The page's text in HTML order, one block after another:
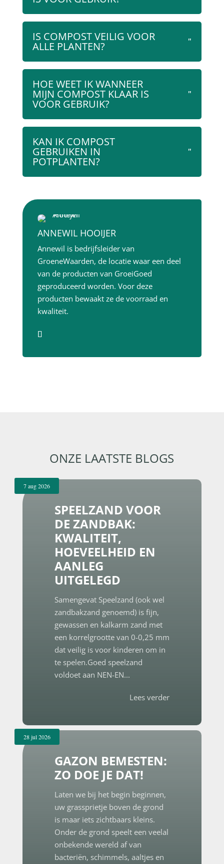
IS COMPOST VEILIG VOOR
ALLE PLANTEN?
HOE WEET IK WANNEER
MIJN COMPOST KLAAR IS
VOOR GEBRUIK?
KAN IK COMPOST
GEBRUIKEN IN
POTPLANTEN?
ANNEWIL HOOIJER
Annewil is bedrijfsleider van
GroeneWaarden, de locatie waar een deel
van de producten van GroeiGoed
geproduceerd worden. Voor deze
producten bewaakt ze de voorraad en
kwaliteit.
ONZE LAATSTE BLOGS
7 aug 2026
SPEELZAND VOOR
DE ZANDBAK:
KWALITEIT,
HOEVEELHEID EN
AANLEG
UITGELEGD
Samengevat Speelzand (ook wel
zandbakzand genoemd) is fijn,
gewassen en kalkarm zand met
een korrelgrootte van 0-0,25 mm
dat veilig is voor kinderen om in
te spelen.Goed speelzand
voldoet aan NEN-EN...
Lees verder
28 jul 2026
GAZON BEMESTEN:
ZO DOE JE DAT!
Laten we bij het begin beginnen,
uw grassprietje boven de grond
is maar iets zichtbaars kleins.
Onder de grond speelt een veelal
onbekende wereld af van
bacteriën, schimmels, aaltjes en